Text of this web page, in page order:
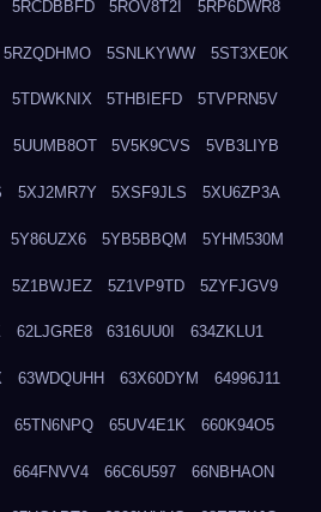
5RCDBBFD 5ROV8T2I 5RP6DWR8
5RZQDHMO 5SNLKYWW 5ST3XE0K
5TDWKNIX 5THBIEFD 5TVPRN5V
5UUMB8OT 5V5K9CVS 5VB3LIYB
5XJ2MR7Y 5XSF9JLS 5XU6ZP3A
5Y86UZX6 5YB5BBQM 5YHM530M
5Z1BWJEZ 5Z1VP9TD 5ZYFJGV9
62LJGRE8 6316UU0I 634ZKLU1
63WDQUHH 63X60DYM 64996J11
65TN6NPQ 65UV4E1K 660K94O5
664FNVV4 66C6U597 66NBHAON